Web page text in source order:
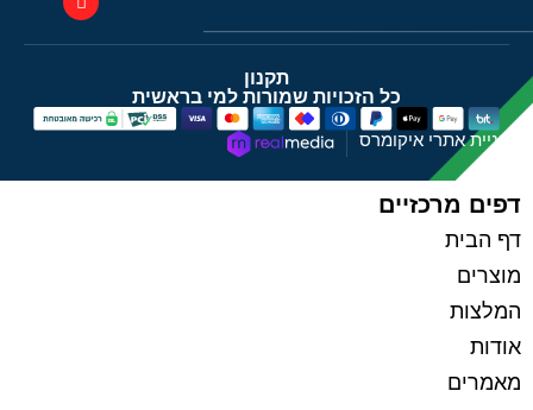
תקנון
כל הזכויות שמורות למי בראשית
בניית אתרי איקומרס
דפים מרכזיים
דף הבית
מוצרים
המלצות
אודות
מאמרים